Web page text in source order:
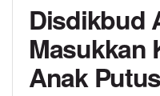
Disdikbud
Masukkan
Anak